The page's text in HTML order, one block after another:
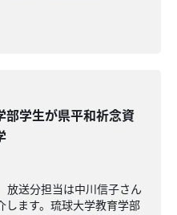
部学生が県平和祈念資
送分担当は中川信子さん
します。琉球大学教育学部